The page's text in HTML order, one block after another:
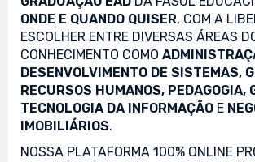
ONDE E QUANDO QUISER, COM A
ESCOLHER ENTRE DIVERSAS ÁREAS
CONHECIMENTO COMO
DESENVOLVIMENTO DE SISTEMAS,
RECURSOS HUMANOS, PEDAGOGIA,
TECNOLOGIA DA INFORMAÇÃO E
IMOBILIÁRIOS.
NOSSA PLATAFORMA 100% ONLINE